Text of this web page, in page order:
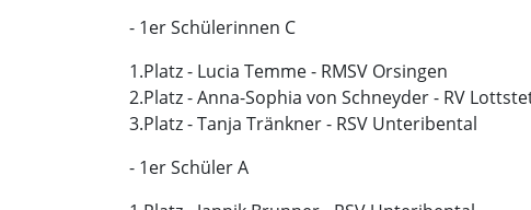
- 1er Schülerinnen C
1.Platz - Lucia Temme - RMSV Orsingen
2.Platz - Anna-Sophia von Schneyder - RV
3.Platz - Tanja Tränkner - RSV Unteribental
- 1er Schüler A